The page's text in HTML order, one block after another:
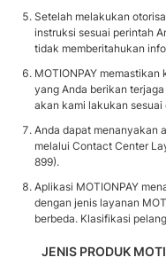
Setelah melakukan
instruksi sesuai perintah
tidak memberitahukan
MOTIONPAY
yang Anda berikan
akan kami lakukan
Anda dapat menanyakan
melalui Contact Center
899).
Aplikasi MOTIONPAY
dengan jenis layanan
berbeda. Klasifikasi
JENIS PRODUK